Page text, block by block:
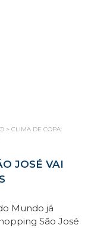
> CLIMA DE COPA:
JOSÉ VAI
Mundo já
São José